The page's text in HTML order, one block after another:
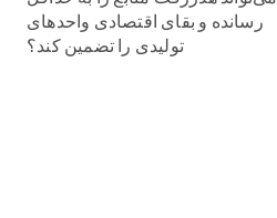
رسانده و بقای اقتصادی واحدهای
تولیدی را تضمین کند؟